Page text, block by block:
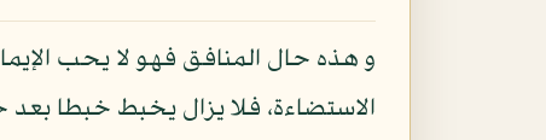
و هذه حال المنافق فهو لا يحب
الاستضاءة، فلا يزال يخبط خبطا